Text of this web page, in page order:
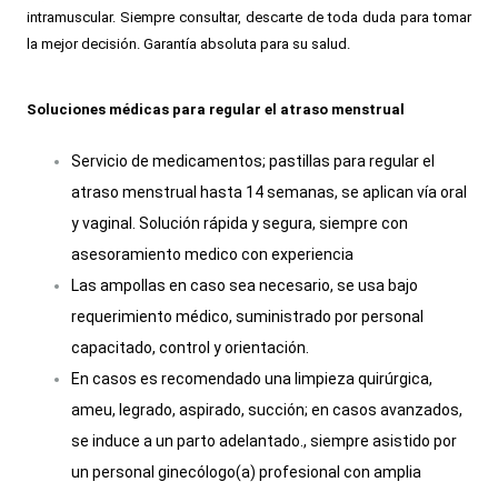
intramuscular. Siempre consultar, descarte de toda duda para tomar
la mejor decisión. Garantía absoluta para su salud.
Soluciones médicas para regular el atraso menstrual
Servicio de medicamentos; pastillas para regular el
atraso menstrual hasta 14 semanas, se aplican vía oral
y vaginal. Solución rápida y segura, siempre con
asesoramiento medico con experiencia
Las ampollas en caso sea necesario, se usa bajo
requerimiento médico, suministrado por personal
capacitado, control y orientación.
En casos es recomendado una limpieza quirúrgica,
ameu, legrado, aspirado, succión; en casos avanzados,
se induce a un parto adelantado., siempre asistido por
un personal ginecólogo(a) profesional con amplia